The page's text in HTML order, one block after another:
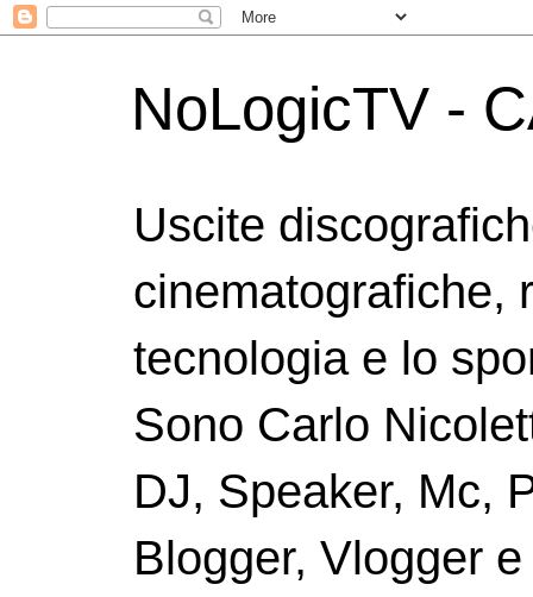
NoLogicTV -
Uscite
cinematografiche,
tecnologia e lo
Sono Carlo
DJ, Speaker, Mc,
Blogger, Vlogger